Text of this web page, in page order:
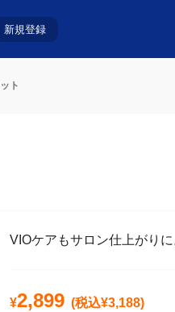
新規登録
ト
VIOケアもサロン仕上がりに
¥2,899 (税込¥3,188)